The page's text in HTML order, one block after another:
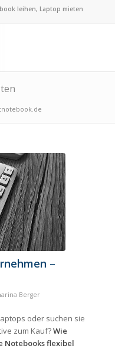
leihen, Laptop mieten
–
Berger
oder suchen sie
zum Kauf?Wie
Notebooks flexibel